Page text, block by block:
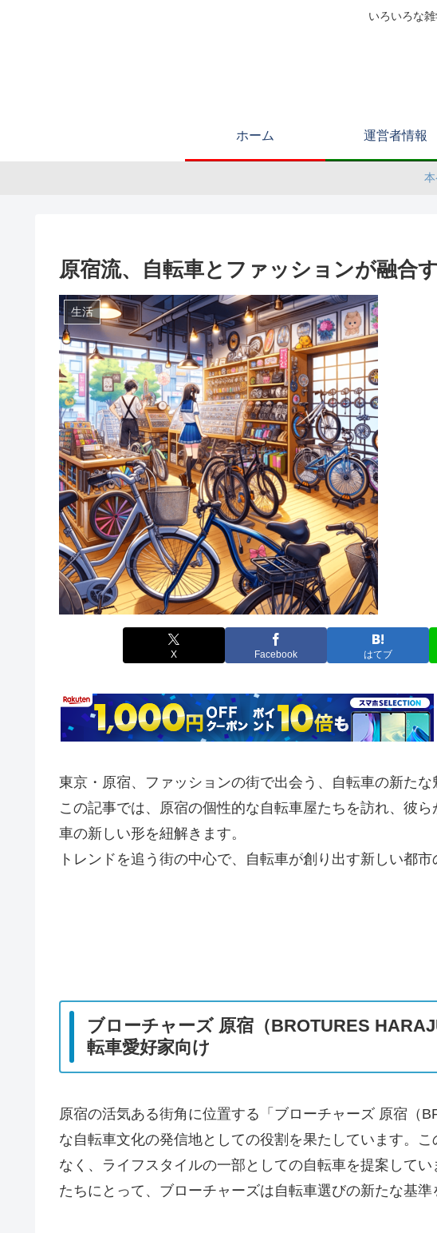
いろいろな
ホーム 運営者情報
原宿流、自転車とファッションが融合
生活
X Facebook はてブ
東京・原宿、ファッションの街で出会う、自転車の新たな
この記事では、原宿の個性的な自転車屋たちを訪れ、彼
車の新しい形を紐解きます。
トレンドを追う街の中心で、自転車が創り出す新しい都市
ブローチャーズ 原宿（BROTURES
転車愛好家向け
原宿の活気ある街角に位置する「ブローチャーズ 原宿（
な自転車文化の発信地としての役割を果たしています。
なく、ライフスタイルの一部としての自転車を提案して
たちにとって、ブローチャーズは自転車選びの新たな基準